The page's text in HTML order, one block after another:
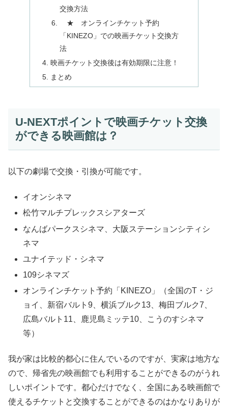
交換方法
★ オンラインチケット予約
「KINEZO」での映画チケット交換方
法
映画チケット交換後は有効期限に注意！
まとめ
U-NEXTポイントで映画チケット交換
ができる映画館は？
以下の劇場で交換・引換が可能です。
イオンシネマ
松竹マルチプレックスシアターズ
なんばパークスシネマ、大阪ステーションシティシ
ネマ
ユナイテッド・シネマ
109シネマズ
オンラインチケット予約「KINEZO」（全国のT・ジ
ョイ、新宿バルト9、横浜ブルク13、梅田ブルク7、
広島バルト11、鹿児島ミッテ10、こうのすシネマ
等）
我が家は比較的都心に住んでいるのですが、実家は地方な
ので、帰省先の映画館でも利用することができるのがうれ
しいポイントです。都心だけでなく、全国にある映画館で
使えるチケットと交換することができるのはかなりありが